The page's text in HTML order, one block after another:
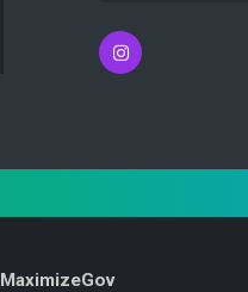
MaximizeGov